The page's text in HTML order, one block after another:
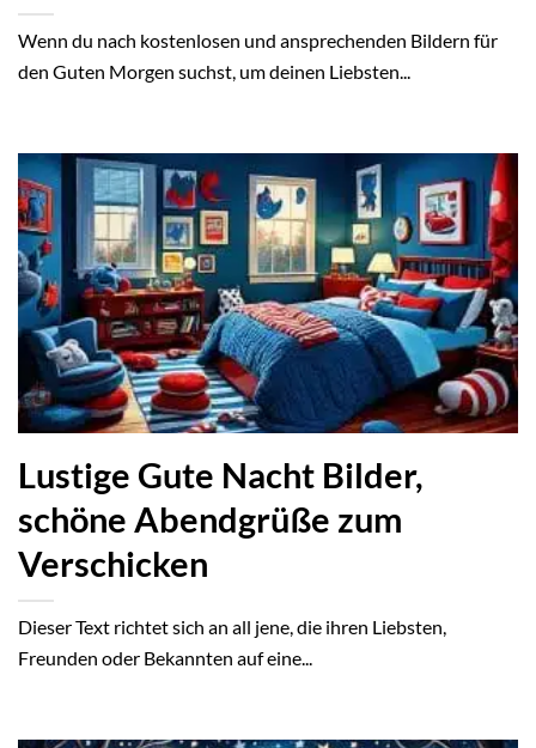
Wenn du nach kostenlosen und ansprechenden Bildern für
den Guten Morgen suchst, um deinen Liebsten...
Lustige Gute Nacht Bilder,
schöne Abendgrüße zum
Verschicken
Dieser Text richtet sich an all jene, die ihren Liebsten,
Freunden oder Bekannten auf eine...